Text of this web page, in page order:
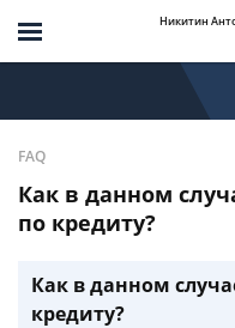
Никитин
FAQ
Как в данном
по кредиту?
Как в данном
кредиту?